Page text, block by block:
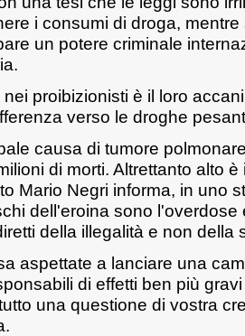
i consumi di droga,
un potere criminale
proibizionisti è il loro
verso le droghe
causa di tumore
di morti. Altrettanto alto
Mario Negri informa, in uno
dell'eroina sono l'overdose
della illegalità e non della
aspettate a lanciare una
di effetti ben più
una questione di vostra